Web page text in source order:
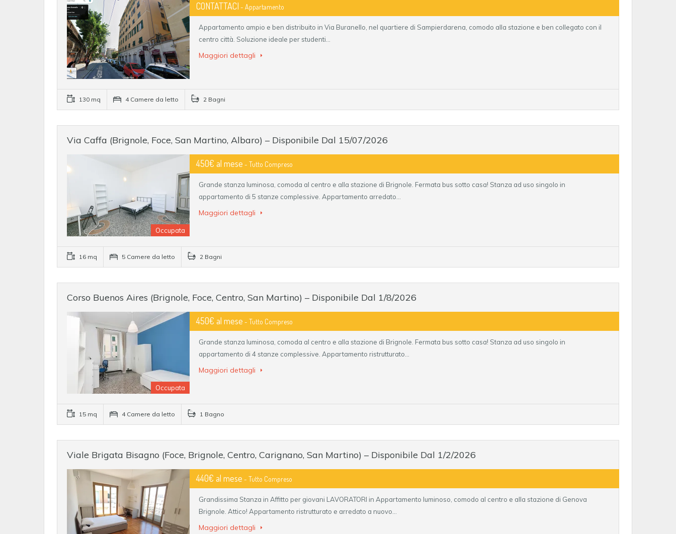
CONTATTACI - Appartamento
Appartamento ampio e ben distribuito in Via Buranello, nel quartiere di Sampierdarena, comodo alla stazione e ben collegato con il
centro città. Soluzione ideale per studenti…
Maggiori dettagli
130 mq 4 Camere da letto 2 Bagni
Via Caffa (Brignole, Foce, San Martino, Albaro) – Disponibile Dal 15/07/2026
Occupata
450€ al mese - Tutto Compreso
Grande stanza luminosa, comoda al centro e alla stazione di Brignole. Fermata bus sotto casa! Stanza ad uso singolo in
appartamento di 5 stanze complessive. Appartamento arredato…
Maggiori dettagli
16 mq 5 Camere da letto 2 Bagni
Corso Buenos Aires (Brignole, Foce, Centro, San Martino) – Disponibile Dal 1/8/2026
Occupata
450€ al mese - Tutto Compreso
Grande stanza luminosa, comoda al centro e alla stazione di Brignole. Fermata bus sotto casa! Stanza ad uso singolo in
appartamento di 4 stanze complessive. Appartamento ristrutturato…
Maggiori dettagli
15 mq 4 Camere da letto 1 Bagno
Viale Brigata Bisagno (Foce, Brignole, Centro, Carignano, San Martino) – Disponibile Dal 1/2/2026
440€ al mese - Tutto Compreso
Grandissima Stanza in Affitto per giovani LAVORATORI in Appartamento luminoso, comodo al centro e alla stazione di Genova
Brignole. Attico! Appartamento ristrutturato e arredato a nuovo…
Maggiori dettagli